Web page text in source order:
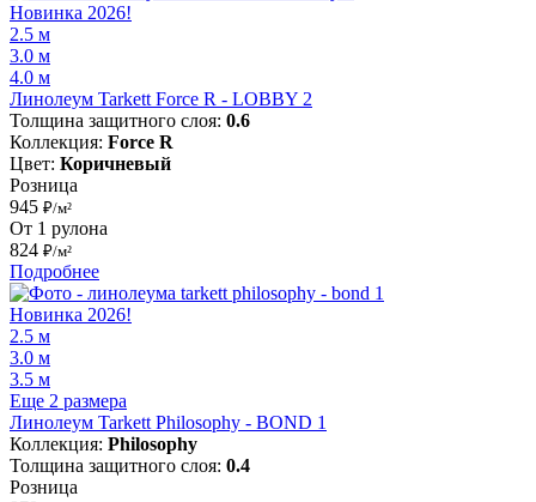
Новинка 2026!
2.5 м
3.0 м
4.0 м
Линолеум Tarkett Force R - LOBBY 2
Толщина защитного слоя: 0.6
Коллекция: Force R
Цвет: Коричневый
Розница
945 ₽/м²
От 1 рулона
824 ₽/м²
Подробнее
Новинка 2026!
2.5 м
3.0 м
3.5 м
Еще 2 размера
Линолеум Tarkett Philosophy - BOND 1
Коллекция: Philosophy
Толщина защитного слоя: 0.4
Розница